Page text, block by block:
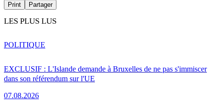
Print Partager
LES PLUS LUS
EXCLUSIF : L'Islande demande à Bruxelles de ne pas s'immiscer
dans son référendum sur l'UE
07.08.2026
POLITIQUE